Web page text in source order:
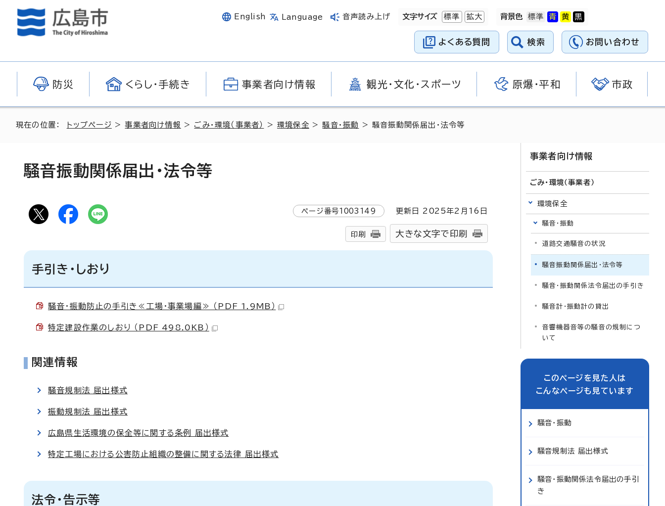
English Language 音声読み上げ 文字サイズ 標準 拡大 背景色
よくある質問 検索 お問い合わせ
防災 くらし・手続き 事業者向け情報 観光・文化・スポーツ 原爆・平和 市政
現在の位置： トップページ >事業者向け情報 > ごみ・環境（事業者） >環境保全 >騒音・振動 > 騒音振動関係届出・法令等
騒音振動関係届出・法令等
ページ番号1003149 更新日 2025年2月 16 日
印刷 大きな文字で印刷
手引き・しおり
騒音・振動防止の手引き≪工場・事業場編≫ （PDF 1.9MB）
特定建設作業のしおり （PDF 498.0KB）
関連情報
騒音規制法 届出様式
振動規制法 届出様式
広島県生活環境の保全等に関する条例 届出様式
特定工場における公害防止組織の整備に関する法律 届出様式
法令・告示等
事業者向け情報
ごみ・環境（事業者）
環境保全
騒音・振動
道路交通騒音の状況
騒音振動関係届出・法令等
騒音・振動関係法令届出の手引き
騒音計・振動計の貸出
音響機器音等の騒音の規制につ
いて
このページを見た人は
こんなページも見ています
騒音・振動
騒音規制法 届出様式
騒音・振動関係法令届出の手引
き